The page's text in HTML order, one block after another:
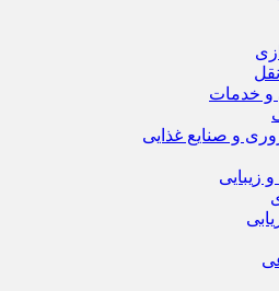
و خدمات
و صنایع غذایی
زیبایی